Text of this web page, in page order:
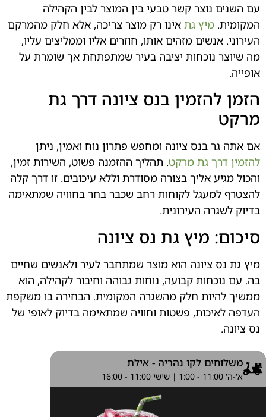
קשר טבעי בין המוצר לבין הקהילה
מיץ גתאינו רק מוצר צריכה, אלא חלק מהמרקם
מזהים אותו, חוזרים אליו וממליצים עליו,
נוכחות יציבה בעיר שמתפתחת אך שומרת על
בנס ציונה דרך גת
בנס ציונה ומחפש פתרון נוח ואמין, ניתן
גת מרקט. תהליך ההזמנה פשוט, השירות זמין,
אליך בצורה מסודרת וללא עיכובים. זו דרך קלה
לקוחות רחב שכבר בחר בחוויה שמתאימה
העירונית.
מיץ גת נס ציונה
ציונה הוא מוצר שמתחבר לעיר ולאנשים שחיים
קבועה, נוחות גבוהה וחיבור לקהילה, הוא
חלק מהשגרה המקומית. הבחירה בו משקפת
פשטות וחוויה שמתאימה בדיוק לאופי של
לקו נהריה - אילת